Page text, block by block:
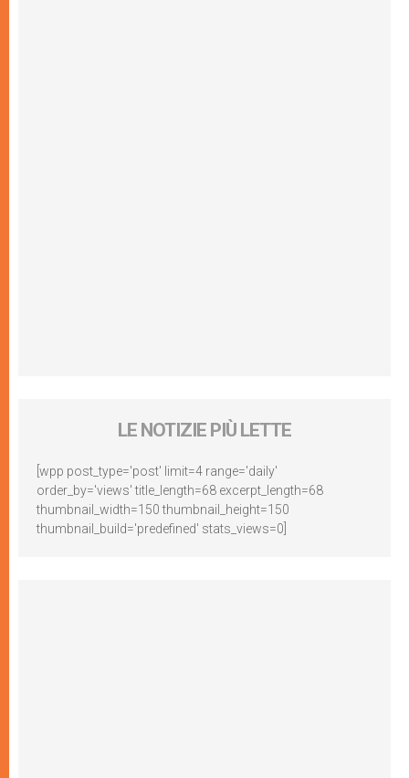
LE NOTIZIE PIÙ LETTE
[wpp post_type='post' limit=4 range='daily'
order_by='views' title_length=68 excerpt_length=68
thumbnail_width=150 thumbnail_height=150
thumbnail_build='predefined' stats_views=0]